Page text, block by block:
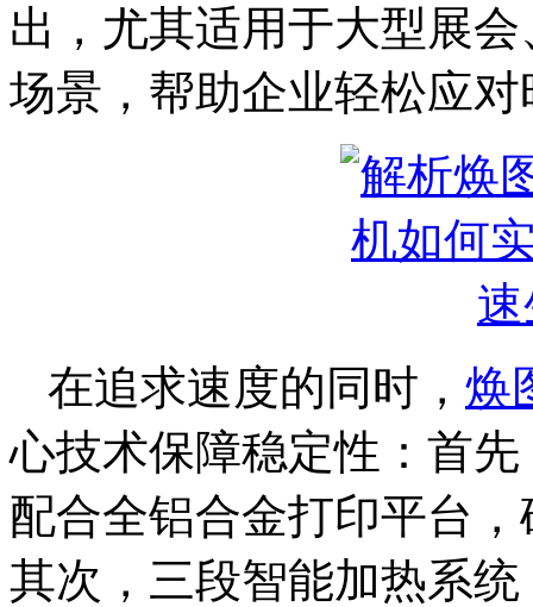
出，尤其适用于大型展
场景，帮助企业轻松应
在追求速度的同时， 焕
心技术保障稳定性：首
配合全铝合金打印平台
其次，三段智能加热系